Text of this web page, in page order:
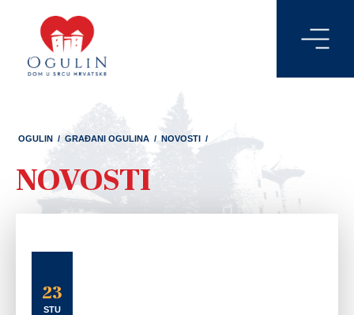
OGULIN / GRAĐANI OGULINA / NOVOSTI /
NOVOSTI
23
STU